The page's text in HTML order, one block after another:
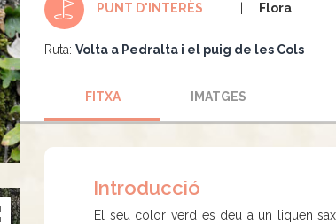
PUNT D'INTERÈS Flora
Ruta: Volta a Pedralta i el puig de les Cols
FITXA IMATGES
Introducció
El seu color verd es deu a un liquen